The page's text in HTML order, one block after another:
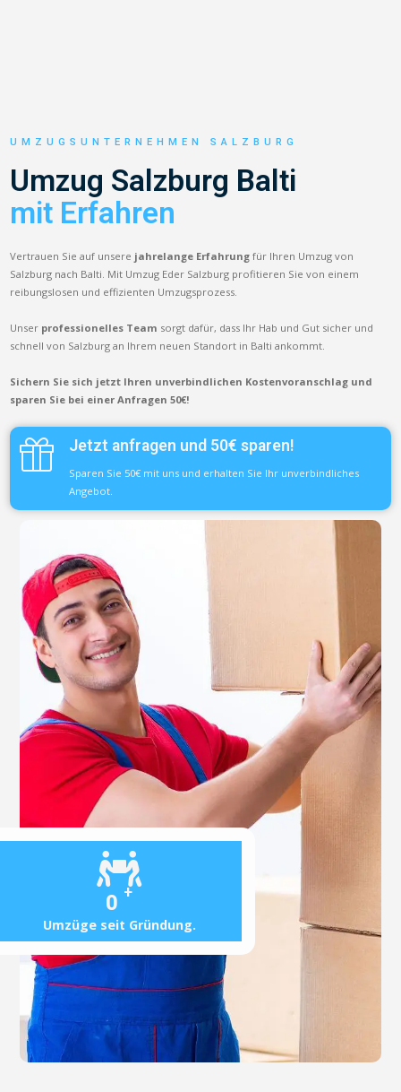
0 +
Umzüge seit Gründung.
UMZUGSUNTERNEHMEN SALZBURG
Umzug Salzburg Balti
mit Erfahren
Vertrauen Sie auf unsere jahrelange Erfahrung für Ihren Umzug von
Salzburg nach Balti. Mit Umzug Eder Salzburg profitieren Sie von einem
reibungslosen und effizienten Umzugsprozess.
Unser professionelles Team sorgt dafür, dass Ihr Hab und Gut sicher und
schnell von Salzburg an Ihrem neuen Standort in Balti ankommt.
Sichern Sie sich jetzt Ihren unverbindlichen Kostenvoranschlag und
sparen Sie bei einer Anfragen 50€!
Jetzt anfragen und 50€ sparen!
Sparen Sie 50€ mit uns und erhalten Sie Ihr unverbindliches
Angebot.